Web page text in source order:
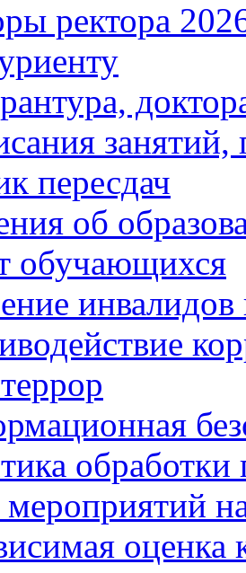
ректора
пересдач
об
обучающихся
оценка